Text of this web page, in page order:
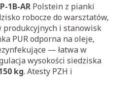
1B-AR Polstein z pianki
robocze do warsztatów,
produkcyjnych i stanowisk
PUR odporna na oleje,
— łatwa w
wysokości siedziska
kg. Atesty PZH i